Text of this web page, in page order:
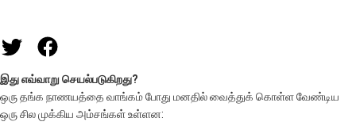
இது எவ்வாறு செயல்படுகிறது?
ஒரு தங்க நாணயத்தை வாங்கம் போது மனதில் வைத்துக் கொள்ள வேண்டிய
ஒரு சில முக்கிய அம்சங்கள் உள்ளன: